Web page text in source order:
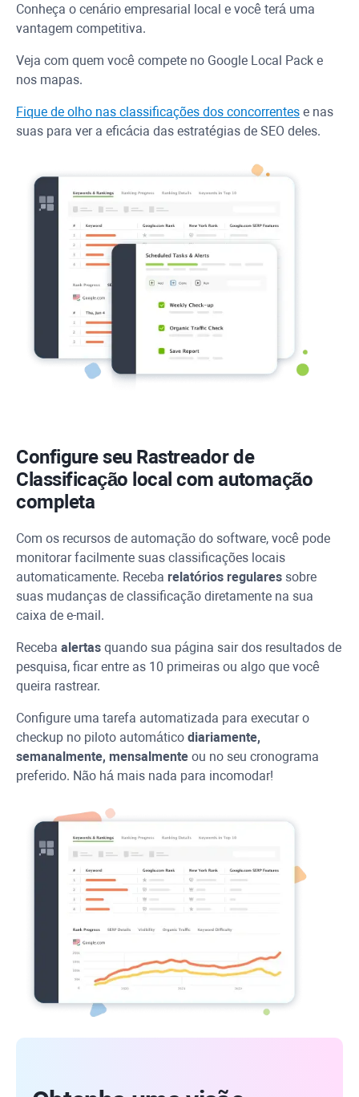
Conheça o cenário empresarial local e você terá uma
vantagem competitiva.
Veja com quem você compete no Google Local Pack e
nos mapas.
Fique de olho nas classificações dos concorrentes e nas
suas para ver a eficácia das estratégias de SEO deles.
Configure seu Rastreador de
Classificação local com automação
completa
Com os recursos de automação do software, você pode
monitorar facilmente suas classificações locais
automaticamente. Receba relatórios regulares sobre
suas mudanças de classificação diretamente na sua
caixa de e-mail.
Receba alertas quando sua página sair dos resultados de
pesquisa, ficar entre as 10 primeiras ou algo que você
queira rastrear.
Configure uma tarefa automatizada para executar o
checkup no piloto automático diariamente,
semanalmente, mensalmente ou no seu cronograma
preferido. Não há mais nada para incomodar!